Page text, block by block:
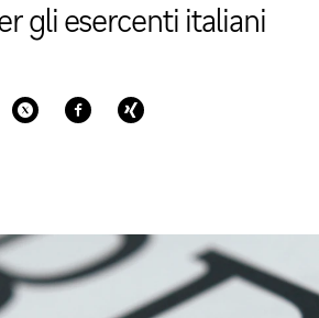
gli esercenti italiani